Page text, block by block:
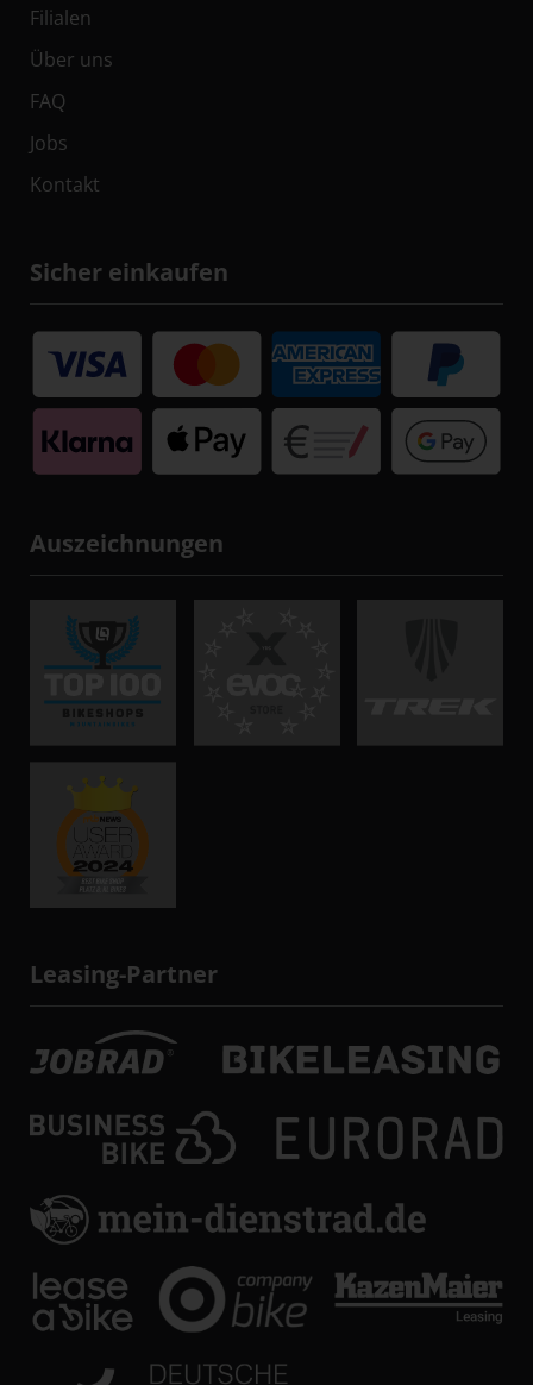
Filialen
Über uns
FAQ
Jobs
Kontakt
Sicher einkaufen
Auszeichnungen
Leasing-Partner